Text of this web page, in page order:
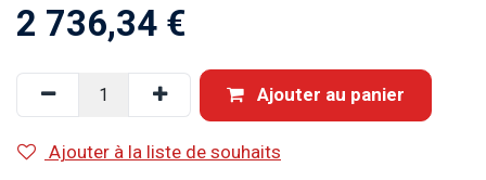
2 736,34 €
Ajouter au panier
Ajouter à la liste de souhaits